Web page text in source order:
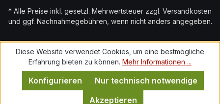
* Alle Preise inkl. gesetzl. Mehrwertsteuer zzgl. Versandkosten
und ggf. Nachnahmegebühren, wenn nicht anders angegeben.
Diese Website verwendet Cookies, um eine bestmögliche
Erfahrung bieten zu können. Mehr Informationen ...
Nur technisch notwendige
Konfigurieren
Akzeptieren